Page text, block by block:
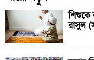
শিশুকে
রাসুল